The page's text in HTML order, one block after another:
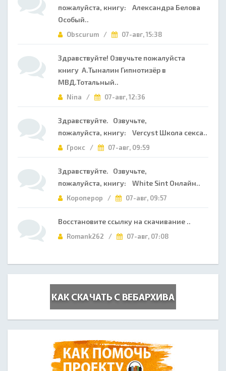
пожалуйста, книгу: Александра Белова
Особый..
Obscurum / 07-авг, 15:38
Здравствуйте! Озвучьте пожалуйста
книгу А.Тыналин Гипнотизёр в
МВД.Тотальный..
Nina / 07-авг, 12:36
Здравствуйте. Озвучьте,
пожалуйста, книгу: Vercyst Школа секса..
Грокс / 07-авг, 09:59
Здравствуйте. Озвучьте,
пожалуйста, книгу: White Sint Онлайн..
Короперор / 07-авг, 09:57
Восстановите ссылку на скачивание ..
Romank262 / 07-авг, 07:08